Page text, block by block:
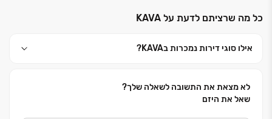
בכל רחבי הארץ, ובמהלך השנים בנתה ובונה אלפי יחידות
בפיתוח ובנייה של פרויקטים למסחר ותעסוקה בהיקפים
כל מה שרציתם לדעת על KAVA‏
אילו סוגי דירות נמכרות בKAVA‏?
לא מצאת את התשובה לשאלה שלך?
שאל את היזם